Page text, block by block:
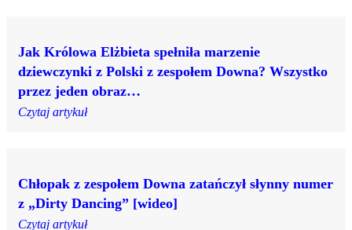
Jak Królowa Elżbieta spełniła marzenie
dziewczynki z Polski z zespołem Downa? Wszystko
przez jeden obraz…
Czytaj artykuł
Chłopak z zespołem Downa zatańczył słynny numer
z „Dirty Dancing” [wideo]
Czytaj artykuł